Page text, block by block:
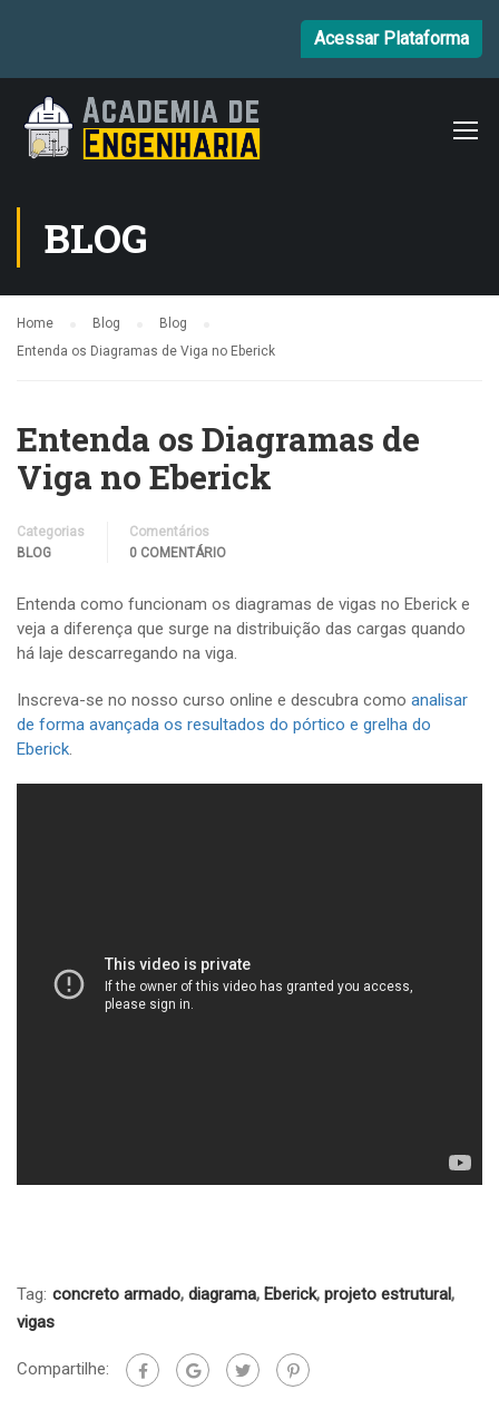
Acessar Plataforma
BLOG
Home Blog
Blog
Entenda os Diagramas de Viga no Eberick
Entenda os Diagramas de
Viga no Eberick
Categorias
BLOG
Comentários
0 COMENTÁRIO
Entenda como funcionam os diagramas de vigas no Eberick e
veja a diferença que surge na distribuição das cargas quando
há laje descarregando na viga.
Inscreva-se no nosso curso online e descubra como analisar
de forma avançada os resultados do pórtico e grelha do
Eberick.
Tag: concreto armado, diagrama, Eberick, projeto estrutural,
vigas
Compartilhe: